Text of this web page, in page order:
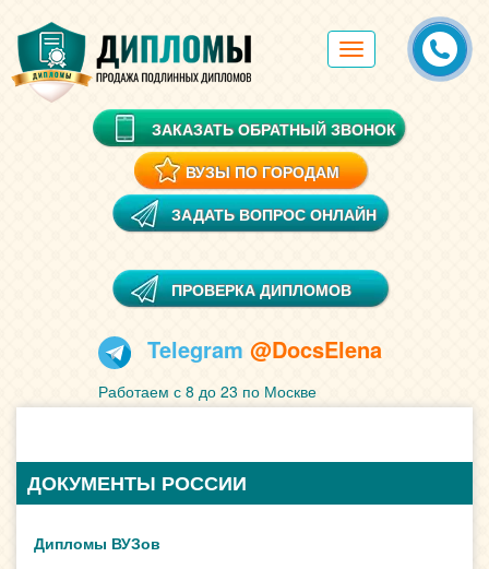
Toggle
navigation
ЗАКАЗАТЬ ОБРАТНЫЙ ЗВОНОК
ВУЗЫ ПО ГОРОДАМ
ЗАДАТЬ ВОПРОС ОНЛАЙН
ПРОВЕРКА ДИПЛОМОВ
Telegram @DocsElena
Работаем с 8 до 23 по Москве
ДОКУМЕНТЫ РОССИИ
Дипломы ВУЗов